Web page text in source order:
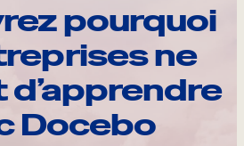
pourquoi
ne
Docebo